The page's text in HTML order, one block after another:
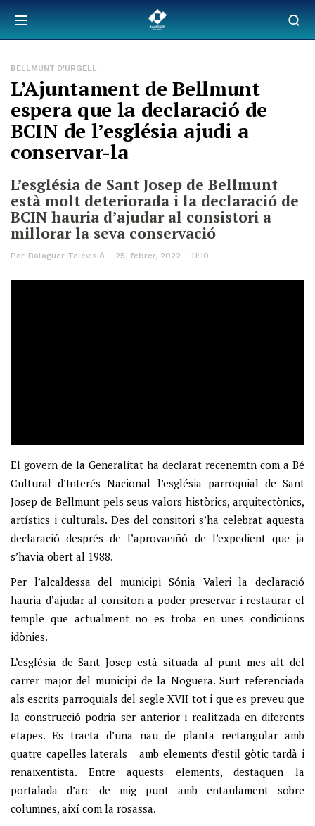
BELLMUNT D'URGELL
L’Ajuntament de Bellmunt
espera que la declaració de
BCIN de l’església ajudi a
conservar-la
L’església de Sant Josep de Bellmunt
està molt deteriorada i la declaració de
BCIN hauria d’ajudar al consistori a
millorar la seva conservació
Per Balaguer Televisió 25, febrer, 2022 - 11:10
El govern de la Generalitat ha declarat recenemtn com a Bé
Cultural d’Interés Nacional l’església parroquial de Sant
Josep de Bellmunt pels seus valors històrics, arquitectònics,
artístics i culturals. Des del consitori s’ha celebrat aquesta
declaració després de l’aprovaciñó de l’expedient que ja
s’havia obert al 1988.
Per l’alcaldessa del municipi Sónia Valeri la declaració
hauria d’ajudar al consitori a poder preservar i restaurar el
temple que actualment no es troba en unes condiciions
idònies.
L’església de Sant Josep està situada al punt mes alt del
carrer major del municipi de la Noguera. Surt referenciada
als escrits parroquials del segle XVII tot i que es preveu que
la construcció podria ser anterior i realitzada en diferents
etapes. Es tracta d’una nau de planta rectangular amb
quatre capelles laterals amb elements d’estil gòtic tardà i
renaixentista. Entre aquests elements, destaquen la
portalada d’arc de mig punt amb entaulament sobre
columnes, així com la rosassa.